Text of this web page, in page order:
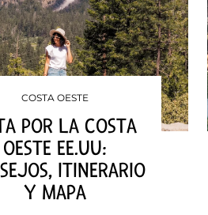
COSTA OESTE
POR LA COSTA
OESTE EE.UU:
ITINERARIO
Y MAPA